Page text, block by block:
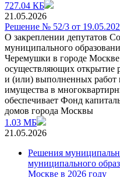
727.04 КБ
21.05.2026
Решение № 52/3 от
О закреплении депутатов
муниципального
Черемушки в городе Москве
осуществляющих открытие
и (или) выполненных работ
имущества в
обеспечивает Фонд
домов города Москвы
1.03 МБ
21.05.2026
Решения
муниципального
Москве в 2026 году